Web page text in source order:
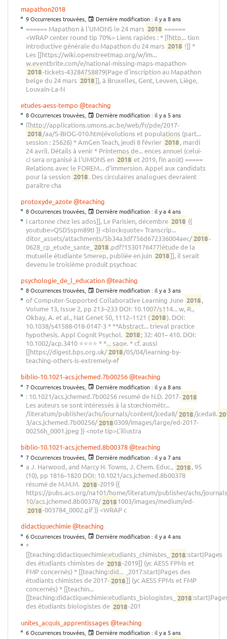
mapathon2018
9 Occurrences trouvées, Dernière modification : il y a 8 ans
====== Mapathon à l'UMONS le 24 mars 2018 ======
<WRAP center round tip 70%> Liens rapides : * [[http... tion
introductive générale du Mapathon du 24 mars 2018 !]] *
Les [[https://wiki.openstreetmap.org/w/im...
w.eventbrite.com/e/national-missing-maps-mapathon-
2018-tickets-43284758879|Page d'inscription au Mapathon
belge du 24 mars 2018]], à Bruxelles, Gent, Leuven, Liège,
Louvain-La-N
etudes-aess-tempo @teaching
8 Occurrences trouvées, Dernière modification : il y a 5 ans
[[http://applications.umons.ac.be/web/fr/pde/2017-
2018 /aa/S-BIOG-010.htm|évolutions et populations (part...
session : 25626) * AmGen Teach, jeudi 8 février 2018 , mardi
24 avril. Détails à venir * Printemps de... ences annuel (celui-
ci sera organisé à l'UMONS en 2018 et 2019, fin août) =====
Relations avec le FOREM... d’immersion. Appel aux candidats
pour la session 2018 . Des circulaires analogues devraient
paraître cha
protoxyde_azote@teaching
8 Occurrences trouvées, Dernière modification : il y a 4 ans
i cartonne chez les ados]], Le Parisien, décembre 2018 {{
youtube>QSD5spm89tI }} <blockquote> Transcrip...
ditor_assets/attachments/5b34a3df756d672336004aec/2018-
0628_cp_etude_sante_ 2018 .pdf?1530176477|étude de la
mutuelle étudiante Smerep, publiée en juin 2018]], il serait
devenu le troisième produit psychoac
psychologie_de_l_education@teaching
8 Occurrences trouvées, Dernière modification : il y a 3 ans
of Computer-Supported Collaborative Learning June 2018 ,
Volume 13, Issue 2, pp 213–233 DOI: 10.1007/s114... w, R.,
Okbay, A. et al., Nat Genet 50, 1112–1121 (2018). DOI:
10.1038/s41588-018-0147-3 * **Abstract... trieval practice
hypothesis. Appl Cognit Psychol. 2018 ; 32: 401– 410. DOI:
10.1002/acp.3410 ⭐⭐⭐⭐ * *... sage. * cf. aussi
[[https://digest.bps.org.uk/2018 /05/04/learning-by-
teaching-others-is-extremely-ef
biblio-10.1021-acs.jchemed.7b00256@teaching
7 Occurrences trouvées, Dernière modification : il y a 8 ans
: 10.1021/acs.jchemed.7b00256 resumé de N.D. 2017-2018
Les auteurs se sont intéressés à la stœchiométr...
/literatum/publisher/achs/journals/content/jceda8/2018 /jceda8.
3/acs.jchemed.7b00256/20180309/images/large/ed-2017-
00256h_0001.jpeg }} <note tip>L'illustra
biblio-10.1021-acs.jchemed.8b00378@teaching
7 Occurrences trouvées, Dernière modification : il y a 7 ans
a J. Harwood, and Marcy H. Towns, J. Chem. Educ., 2018 , 95
(10), pp 1816–1820 DOI: 10.1021/acs.jchemed.8b00378
résumé de M.M.M. 2018-2019 {{
https://pubs.acs.org/na101/home/literatum/publisher/achs/
10/acs.jchemed.8b00378/2018 1003/images/medium/ed-
2018-003784_0002.gif }} <WRAP c
didactiquechimie@teaching
6 Occurrences trouvées, Dernière modification : il y a 4 ans
*
[[teaching:didactiquechimie:etudiants_chimistes_ 2018 :start|Pages
des étudiants chimistes de 2018-2019]] (yc AESS FPMs et
FMP concernés) * [[teaching:did... _2017:start|Pages des
étudiants chimistes de 2017-2018]] (yc AESS FPMs et FMP
concernés) * [[teachin...
[[teaching:didactiquechimie:etudiants_biologistes_ 2018
des étudiants biologistes de 2018-201
unites_acquis_apprentissages@teaching
6 Occurrences trouvées, Dernière modification : il y a 5 ans